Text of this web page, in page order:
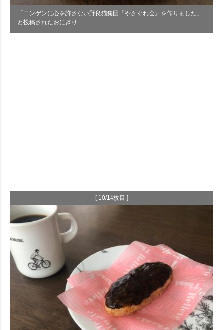
「ニンゲンに心を許さない野良猫集団『やさぐれ会』を作りました」
と投稿されたおにぎり
[ 10/14枚目 ]